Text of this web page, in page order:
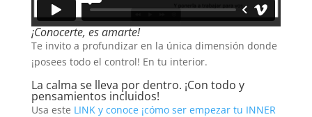
¡Conocerte, es amarte!
Te invito a profundizar en la única dimensión donde
¡posees todo el control! En tu interior.
La calma se lleva por dentro. ¡Con todo y
pensamientos incluidos!
Usa este LINK y conoce ¡cómo ser empezar tu INNER